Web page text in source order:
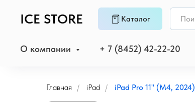
ICE STORE Каталог
О компании + 7 (8452) 42-22-20
Главная / iPad / iPad Pro 11" (M4, 2024)